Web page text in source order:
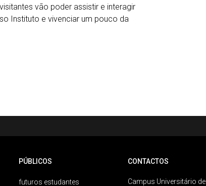
vão poder assistir e interagir
Instituto e vivenciar um pouco da
PÚBLICOS
futuros estudantes
CONTACTOS
Campus Universitário de